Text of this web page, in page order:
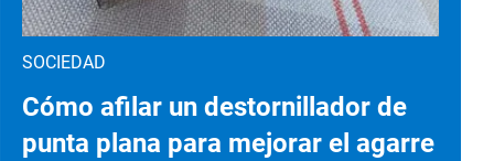
SOCIEDAD
Cómo afilar un destornillador de
punta plana para mejorar el agarre